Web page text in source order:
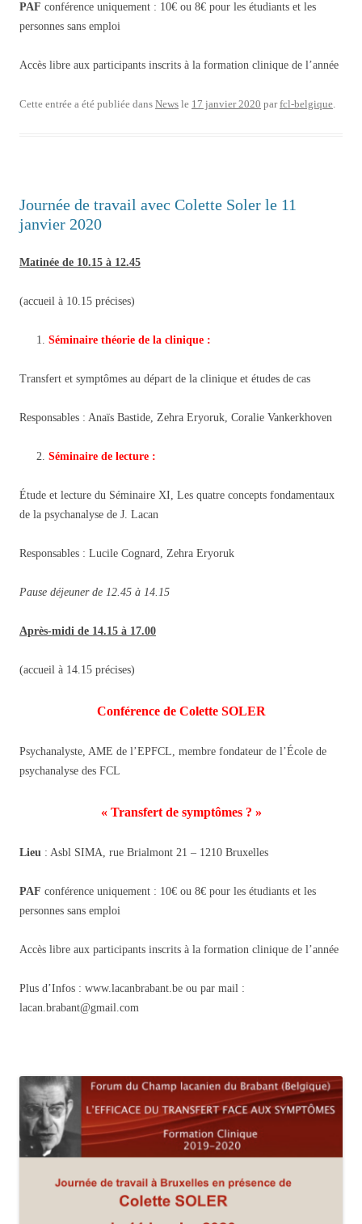
PAF conférence uniquement : 10€ ou 8€ pour les étudiants et les
personnes sans emploi
Accès libre aux participants inscrits à la formation clinique de l’année
Cette entrée a été publiée dans News le 17 janvier 2020 parfcl-belgique.
Journée de travail avec Colette Soler le 11
janvier 2020
Matinée de 10.15 à 12.45
(accueil à 10.15 précises)
Séminaire théorie de la clinique :
Transfert et symptômes au départ de la clinique et études de cas
Responsables : Anaïs Bastide, Zehra Eryoruk, Coralie Vankerkhoven
Séminaire de lecture :
Étude et lecture du Séminaire XI, Les quatre concepts fondamentaux
de la psychanalyse de J. Lacan
Responsables : Lucile Cognard, Zehra Eryoruk
Pause déjeuner de 12.45 à 14.15
Après-midi de 14.15 à 17.00
(accueil à 14.15 précises)
Conférence de Colette SOLER
Psychanalyste, AME de l’EPFCL, membre fondateur de l’École de
psychanalyse des FCL
« Transfert de symptômes ? »
Lieu : Asbl SIMA, rue Brialmont 21 – 1210 Bruxelles
PAF conférence uniquement : 10€ ou 8€ pour les étudiants et les
personnes sans emploi
Accès libre aux participants inscrits à la formation clinique de l’année
Plus d’Infos : www.lacanbrabant.be ou par mail :
lacan.brabant@gmail.com